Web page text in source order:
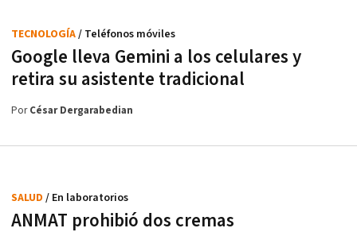
Google lleva Gemini a los celulares y
retira su asistente tradicional
TECNOLOGÍA/ Teléfonos móviles
PorCésar Dergarabedian
ANMAT prohibió dos cremas
SALUD / En laboratorios